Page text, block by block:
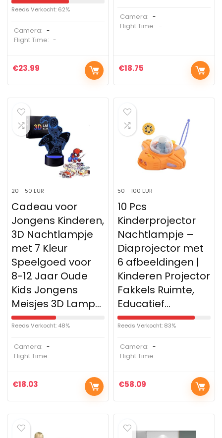
Reeds Verkocht: 62%
Camera: -
Flight Time: -
€23.99
Camera: -
Flight Time: -
€18.75
20 - 50 EUR
Cadeau voor
Jongens Kinderen,
3D Nachtlampje
met 7 Kleur
Speelgoed voor
8-12 Jaar Oude
Kids Jongens
Meisjes 3D Lamp…
Reeds Verkocht: 48%
Camera: -
Flight Time: -
€18.03
50 - 100 EUR
10 Pcs
Kinderprojector
Nachtlampje –
Diaprojector met
6 afbeeldingen |
Kinderen Projector
Fakkels Ruimte,
Educatief…
Reeds Verkocht: 83%
Camera: -
Flight Time: -
€58.09